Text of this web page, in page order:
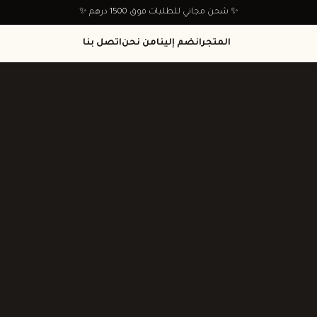
✨ شحن مجاني للطلبات فوق 1500 درهم ✨
المتجرانضم إلينامن نحناتصل بنا